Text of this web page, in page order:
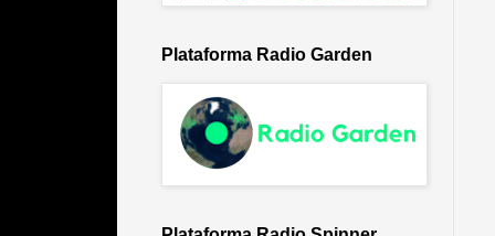
Plataforma Radio Garden